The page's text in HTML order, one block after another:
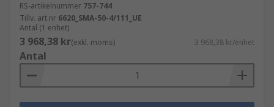
RS-artikelnummer 757-744
Tillv. art.nr 6620_SMA-50-4/111_UE
Antal (1 enhet)
3 968,38 kr(exkl. moms) 3 968,38 kr/enhet
Antal